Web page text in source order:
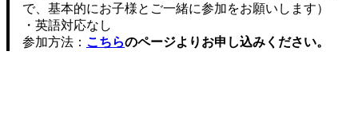
で、基本的にお子様とご一緒に参加をお願いします）
・英語対応なし
参加方法： こちらのページよりお申し込みください。